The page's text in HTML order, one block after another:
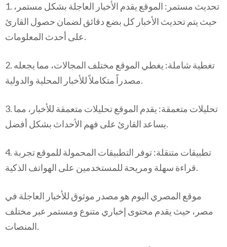
1. تحديث مستمر: الموقع يقدم الأخبار العاجلة بشكل مستمر،
حيث يتم تحديث الأخبار كل بضع دقائق لضمان حصول القارئ
على أحدث المعلومات.
2. تغطية شاملة: يغطي الموقع مختلف المجالات، مما يجعله
مصدراً متكاملاً للأخبار المحلية والدولية.
3. تحليلات متعمقة: يقدم الموقع تحليلات متعمقة للأخبار، مما
يساعد القارئ على فهم الأحداث بشكل أفضل.
4. تطبيقات متنقلة: توفر التطبيقات المحمولة للموقع تجربة
قراءة سهلة ومريحة للمستخدمين على الهواتف الذكية.
موقع المصري اليوم هو مصدر موثوق للأخبار العاجلة في
مصر، حيث يقدم محتوى إخباري متنوع ومستمر عبر مختلف
المنصات.